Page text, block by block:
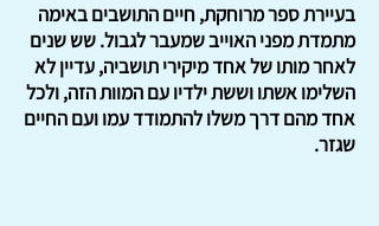
בעיירת ספר מרוחקת, חיים התושבים באימה
מתמדת מפני האוייב שמעבר לגבול. שש שנים
לאחר מותו של אחד מיקירי תושביה, עדיין לא
השלימו אשתו וששת ילדיו עם המוות הזה, ולכל
אחד מהם דרך משלו להתמודד עמו ועם החיים
שגזר.